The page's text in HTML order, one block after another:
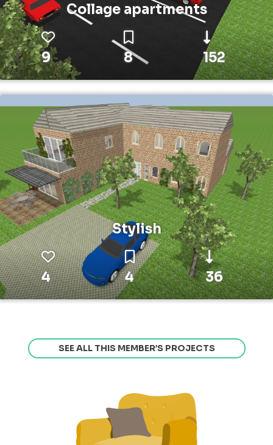
Collage apartments
9 8 152
Stylish
4 4 36
SEE ALL THIS MEMBER’S PROJECTS